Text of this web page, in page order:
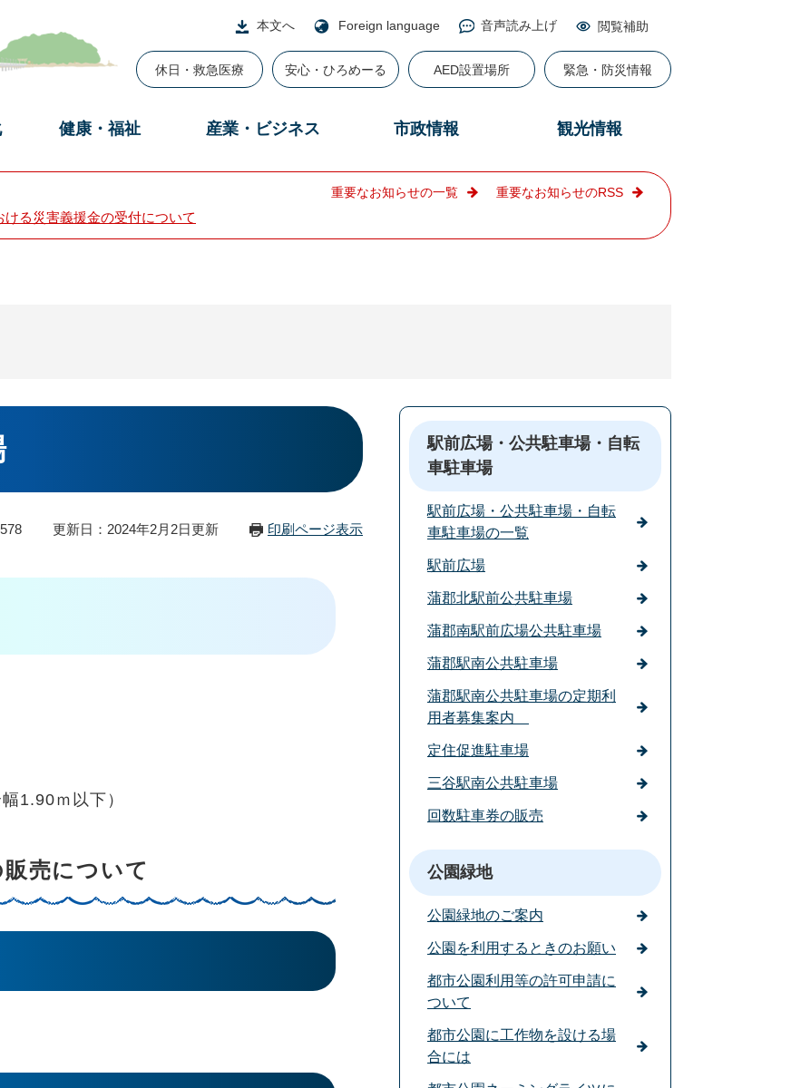
本文へ Foreign language 音声読み上げ 閲覧補助
休日・救急医療 安心・ひろめーる AED設置場所 緊急・防災情報
健康・福祉 産業・ビジネス 市政情報 観光情報
る災害義援金の受付について
重要なお知らせの一覧 重要なお知らせのRSS
更新日：2024年2月2日更新 印刷ページ表示
1.90ｍ以下）
売について
駅前広場・公共駐車場・自転
車駐車場
駅前広場・公共駐車場・自転
車駐車場の一覧
駅前広場
蒲郡北駅前公共駐車場
蒲郡南駅前広場公共駐車場
蒲郡駅南公共駐車場
蒲郡駅南公共駐車場の定期利
用者募集案内
定住促進駐車場
三谷駅南公共駐車場
回数駐車券の販売
公園緑地
公園緑地のご案内
公園を利用するときのお願い
都市公園利用等の許可申請に
ついて
都市公園に工作物を設ける場
合には